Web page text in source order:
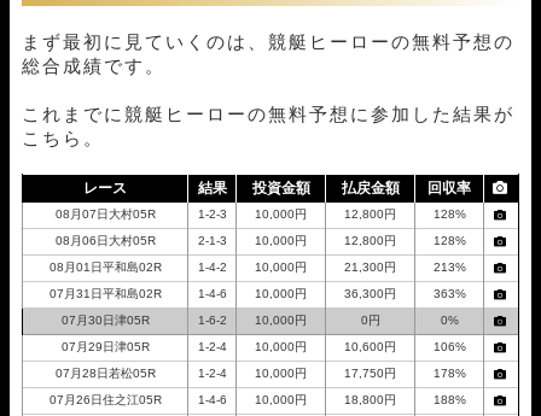
まず最初に見ていくのは、競艇ヒーローの無料予想の
総合成績です。
これまでに競艇ヒーローの無料予想に参加した結果が
こちら。
レース 結果 投資金額 払戻金額 回収率
08月07日大村05R 1-2-3 10,000円 12,800円
128%
08月06日大村05R
2-1-3 10,000円 12,800円
128%
08月01日平和島02R
1-4-2 10,000円 21,300円
213%
07月31日平和島02R
1-4-6 10,000円 36,300円
363%
07月30日津05R
1-6-2 10,000円 0円
0%
07月29日津05R
1-2-4 10,000円 10,600円
106%
07月28日若松05R
1-2-4 10,000円 17,750円
178%
07月26日住之江05R
1-4-6 10,000円 18,800円
188%